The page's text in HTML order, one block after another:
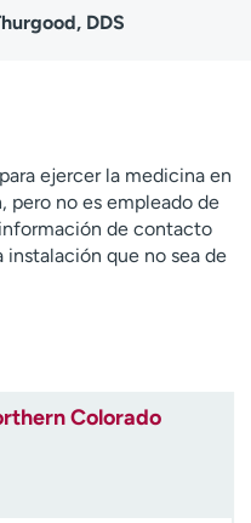
e historias
DDS
ejercer la medicina en
pero no es empleado de
de contacto
instalación que no sea de
Colorado